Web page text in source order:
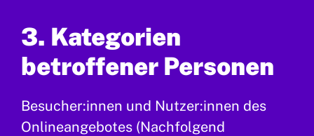
3. Kategorien
betroffener Personen
Besucher:innen und Nutzer:innen des
Onlineangebotes (Nachfolgend